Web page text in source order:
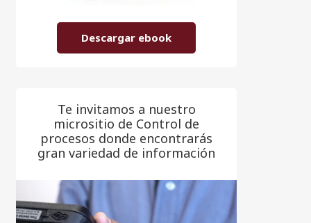
Descargar ebook
Te invitamos a nuestro
micrositio de Control de
procesos donde encontrarás
gran variedad de información